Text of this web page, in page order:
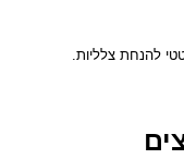
להנחת צלליות.